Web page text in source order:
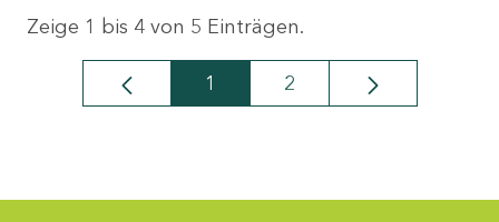
Zeige 1 bis 4 von 5 Einträgen.
Seite
1 Seite
2